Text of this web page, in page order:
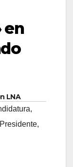
en
LNA
,
,